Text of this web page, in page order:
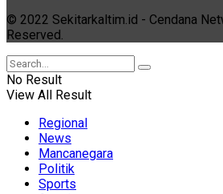
© 2022 Sekitarkaltim.id - Cendana
Reserved.
No Result
View All Result
Regional
News
Mancanegara
Politik
Sports